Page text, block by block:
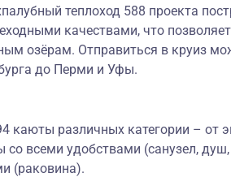
теплоход 588 проекта
качествами, что
озёрам. Отправиться в круиз
до Перми и Уфы.
каюты различных категории – от
со всеми удобствами (санузел,
(раковина).